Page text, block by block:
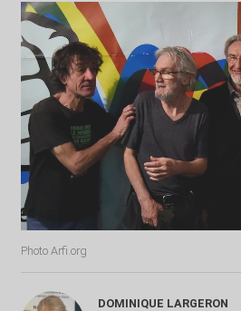
Photo Arfi.org
DOMINIQUE LARGERON